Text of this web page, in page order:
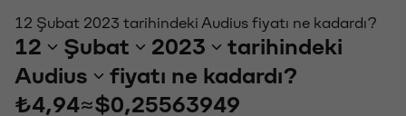
12 Şubat 2023 tarihindeki Audius fiyatı ne kadardı?
12 Şubat 2023
tarihindeki
Audius
fiyatı ne kadardı?
₺4,94≈$0,25563949